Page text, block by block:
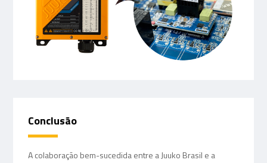
Conclusão
A colaboração bem-sucedida entre a Juuko Brasil e a